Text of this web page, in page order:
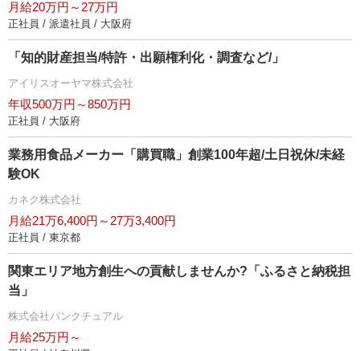
月給20万円～27万円
正社員 / 派遣社員 / 大阪府
「知的財産担当/特許・出願権利化・調査など/」
アイリスオーヤマ株式会社
年収500万円～850万円
正社員 / 大阪府
業務用食品メーカー「購買職」創業100年超/土日祝休/未経
験OK
カネク株式会社
月給21万6,400円～27万3,400円
正社員 / 東京都
関東エリア地方創生への貢献しませんか?「ふるさと納税担
当」
株式会社パンクチュアル
月給25万円～